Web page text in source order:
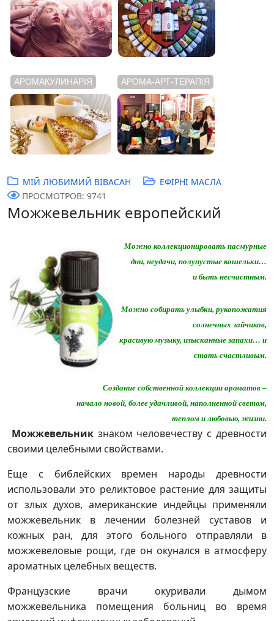
АРОМАКУЛИНАРІЯ АРОМА-АРТ-ТЕРАПІЯ
МІЙ ЛЮБИМИЙ ВІВАСАН
ЕФІРНІ МАСЛА
ПРОСМОТРОВ: 9741
Можжевельник европейский
Можно коллекционировать пасмурные
дни, неудачи, полупустые кошельки…
и быть несчастным.
Можно собирать улыбки, рукопожатия
солнечных зайчиков,
красивую музыку, изысканные запахи… и
стать счастливым.
Создание собственной коллекции ароматов –
начало новой, более удачливой, наполненной светом,
теплом и любовью, жизни.
Можжевельникзнаком человечеству с древности
своими целебными свойствами.
Еще с библейских времен народы древности
использовали это реликтовое растение для защиты
от злых духов, американские индейцы применяли
можжевельник в лечении болезней суставов и
кожных ран, для этого больного отправляли в
можжевеловые рощи, где он окунался в атмосферу
ароматных целебных веществ.
Французские врачи окуривали дымом
можжевельника помещения больниц во время